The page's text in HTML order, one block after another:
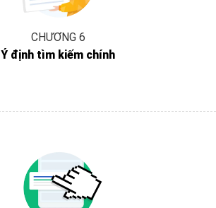
CHƯƠNG 6
Ý định tìm kiếm chính